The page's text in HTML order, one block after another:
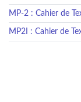
MP-2 : Cahier de
MP2I : Cahier de